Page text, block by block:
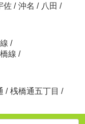
佐 / 沖名 / 八田 /
/
線 /
/ 桟橋通五丁目 /